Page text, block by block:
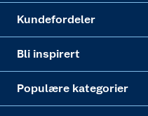
Kundefordeler
Bli inspirert
Populære kategorier